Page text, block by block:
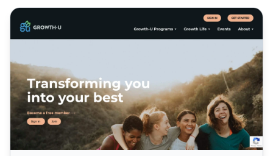
Programme d'affiliation Growth-U